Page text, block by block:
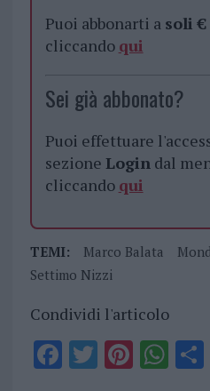
Puoi abbonarti a soli €
cliccando qui
Sei già abbonato?
Puoi effettuare
sezione Logindal
cliccando qui
TEMI: Marco Balata
Settimo Nizzi
Condividi l'articolo
F T PiWS